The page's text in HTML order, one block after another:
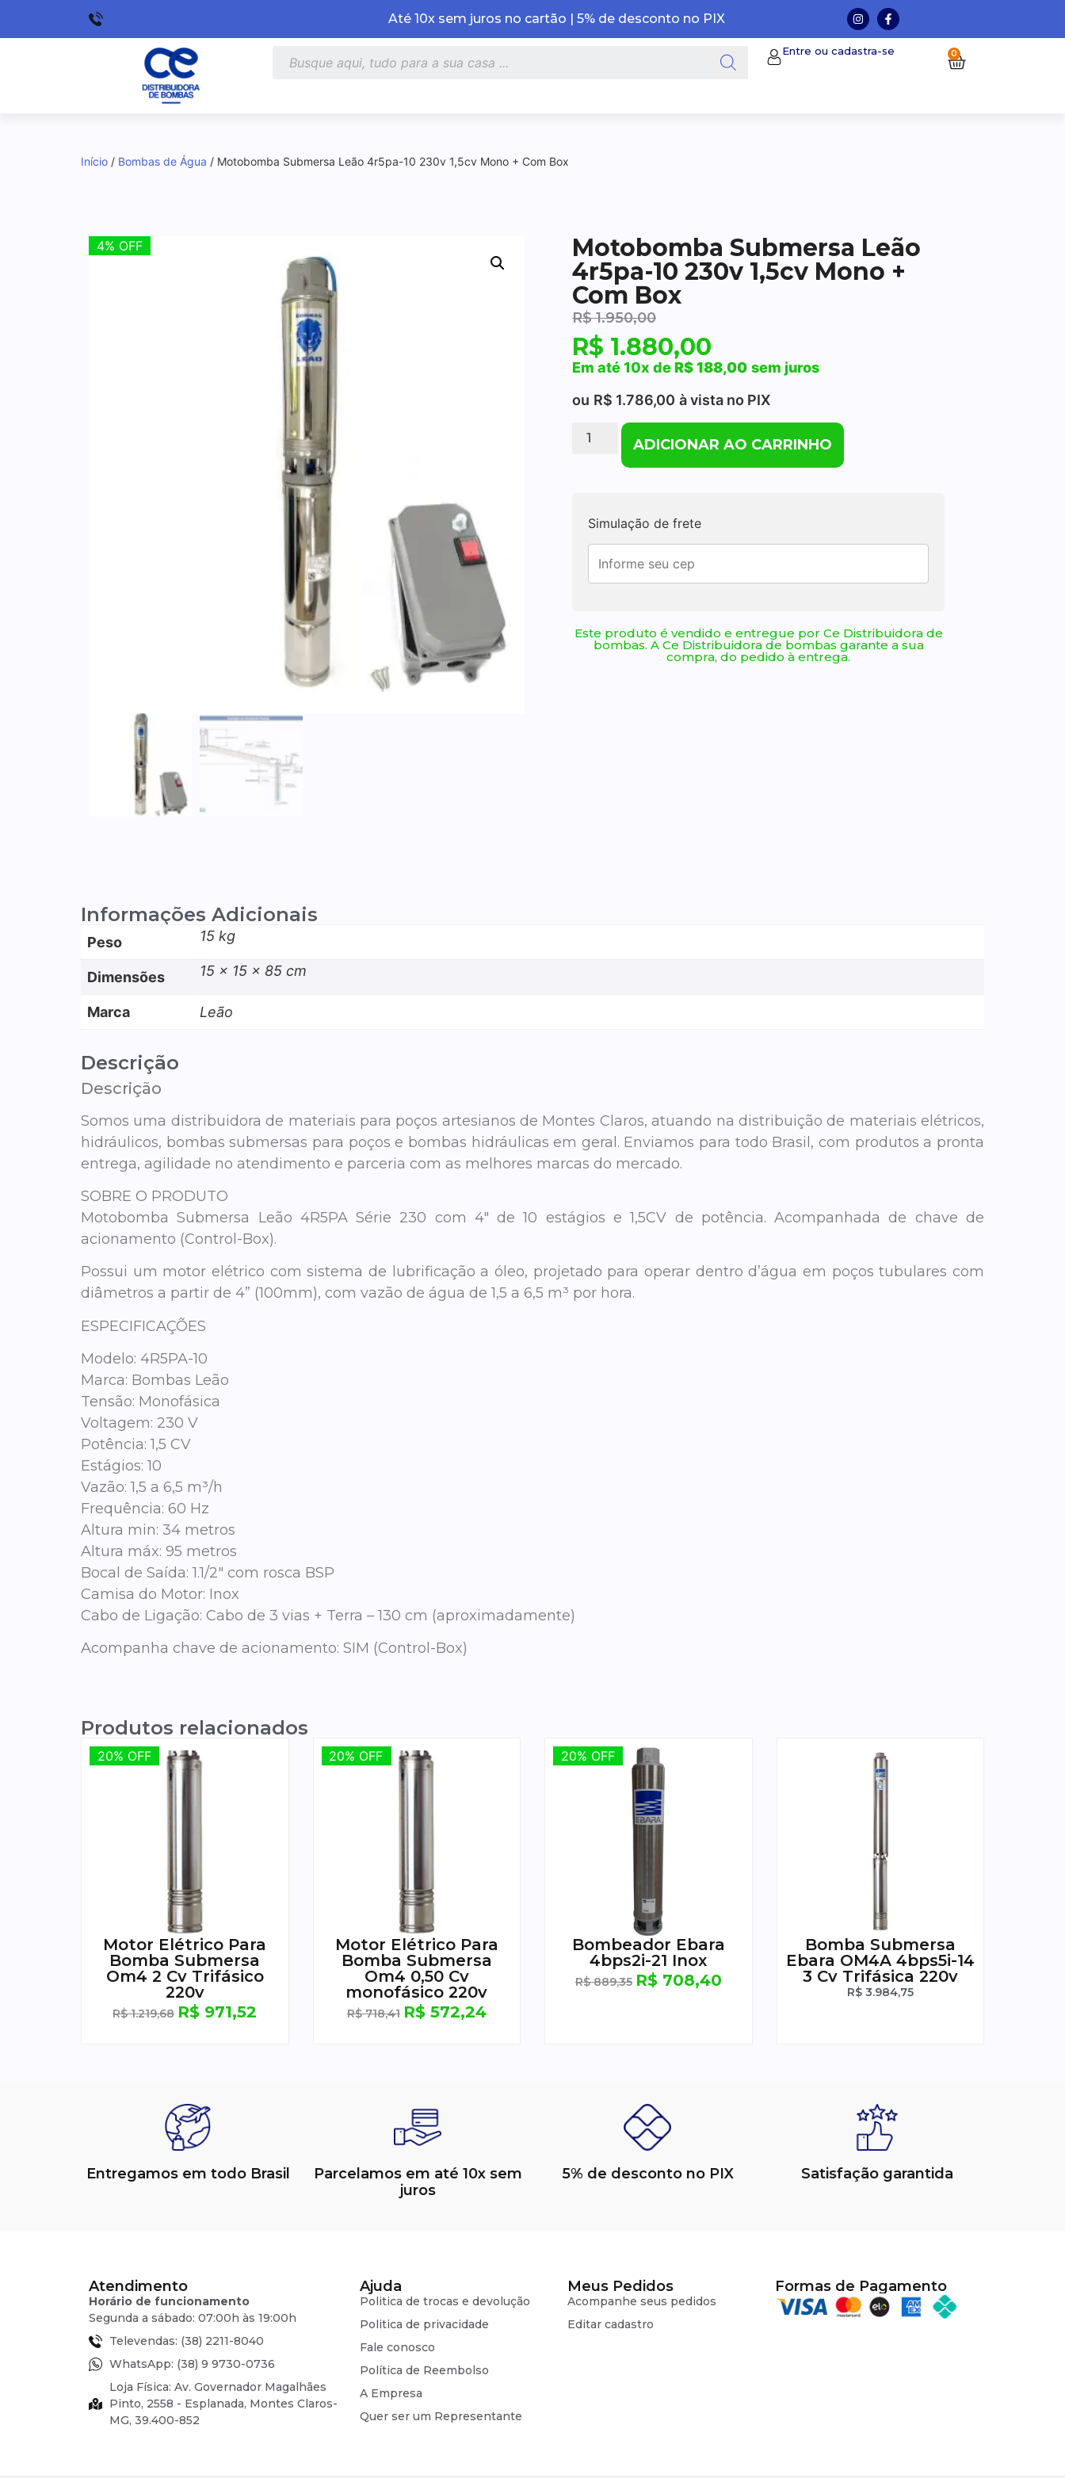
Até 10x sem juros no cartão | 5% de desconto no PIX
Entre ou cadastra-se 0
Início / Bombas de Água / Motobomba Submersa Leão 4r5pa-10 230v 1,5cv Mono + Com Box
4% OFF
4% OFF
Motobomba Submersa Leão
4r5pa-10 230v 1,5cv Mono +
Com Box
R$1.950,00
R$ 1.880,00
Em até 10x deR$188,00 sem juros
ou R$ 1.786,00 à vista no PIX
ADICIONAR AO CARRINHO
Simulação de frete
Este produto é vendido e entregue por Ce Distribuidora de
bombas. A Ce Distribuidora de bombas garante a sua
compra, do pedido à entrega.
Informações Adicionais
Peso 15 kg
Dimensões 15 × 15 × 85 cm
Marca Leão
Descrição
Descrição
Somos uma distribuidora de materiais para poços artesianos de Montes Claros, atuando na distribuição de materiais elétricos,
hidráulicos, bombas submersas para poços e bombas hidráulicas em geral. Enviamos para todo Brasil, com produtos a pronta
entrega, agilidade no atendimento e parceria com as melhores marcas do mercado.
SOBRE O PRODUTO
Motobomba Submersa Leão 4R5PA Série 230 com 4″ de 10 estágios e 1,5CV de potência. Acompanhada de chave de
acionamento (Control-Box).
Possui um motor elétrico com sistema de lubrificação a óleo, projetado para operar dentro d’água em poços tubulares com
diâmetros a partir de 4” (100mm), com vazão de água de 1,5 a 6,5 m³ por hora.
ESPECIFICAÇÕES
Modelo: 4R5PA-10
Marca: Bombas Leão
Tensão: Monofásica
Voltagem: 230 V
Potência: 1,5 CV
Estágios: 10
Vazão: 1,5 a 6,5 m³/h
Frequência: 60 Hz
Altura min: 34 metros
Altura máx: 95 metros
Bocal de Saída: 1.1/2″ com rosca BSP
Camisa do Motor: Inox
Cabo de Ligação: Cabo de 3 vias + Terra – 130 cm (aproximadamente)
Acompanha chave de acionamento: SIM (Control-Box)
Produtos relacionados
20% OFF
20% OFF
Motor Elétrico Para
Bomba Submersa
Om4 2 Cv Trifásico
220v
R$1.219,68 R$ 971,52
20% OFF
20% OFF
Motor Elétrico Para
Bomba Submersa
Om4 0,50 Cv
monofásico 220v
R$718,41 R$572,24
20% OFF
20% OFF
Bombeador Ebara
4bps2i-21 Inox
R$889,35 R$708,40
Bomba Submersa
Ebara OM4A 4bps5i-14
3 Cv Trifásica 220v
R$3.984,75
Entregamos em todo Brasil
Parcelamos em até 10x sem
juros
5% de desconto no PIX Satisfação garantida
Atendimento
Horário de funcionamento
Segunda a sábado: 07:00h às 19:00h
Televendas: (38) 2211-8040
WhatsApp: (38) 9 9730-0736
Loja Física: Av. Governador Magalhães
Pinto, 2558 - Esplanada, Montes Claros-
MG, 39.400-852
Ajuda
Politica de trocas e devolução
Politica de privacidade
Fale conosco
Política de Reembolso
A Empresa
Quer ser um Representante
Meus Pedidos
Acompanhe seus pedidos
Editar cadastro
Formas de Pagamento